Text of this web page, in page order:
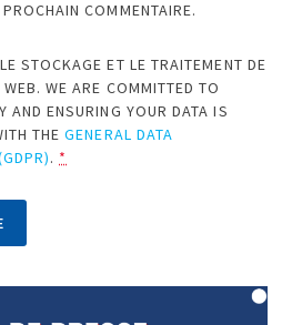
COMMENTAIRE.
STOCKAGE ET LE TRAITEMENT DE
WE ARE COMMITTED TO
AND ENSURING YOUR DATA IS
THEGENERAL DATA
. *